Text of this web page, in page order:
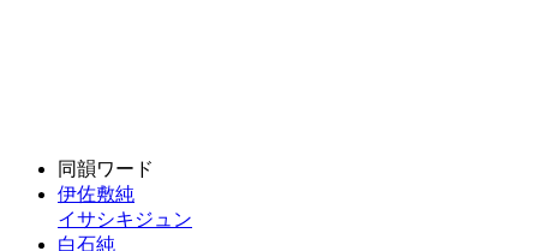
同韻ワード
伊佐敷純
イサシキジュン
白石純